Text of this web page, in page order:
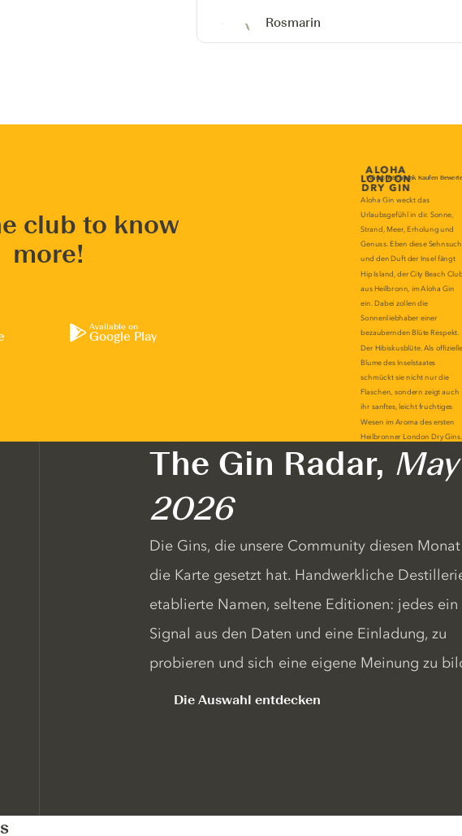
Rosmarin
club to know
more!
Available on
Google Play
The Gin Radar, May
2026
Die Gins, die unsere Community diesen
die Karte gesetzt hat. Handwerkliche
etablierte Namen, seltene Editionen: jedes ein
Signal aus den Daten und eine Einladung, zu
probieren und sich eine eigene Meinung zu
Die Auswahl entdecken